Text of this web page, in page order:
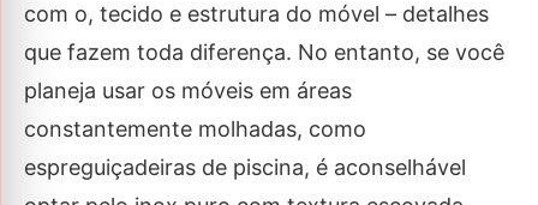
com o, tecido e estrutura do móvel – detalhes
que fazem toda diferença. No entanto, se você
planeja usar os móveis em áreas
constantemente molhadas, como
espreguiçadeiras de piscina, é aconselhável